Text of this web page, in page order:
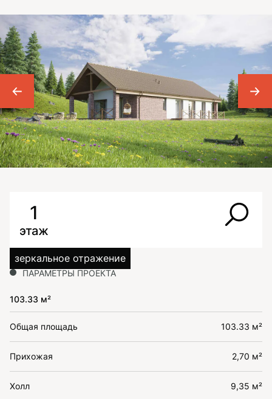
1
этаж
зеркальное отражение
ПАРАМЕТРЫ ПРОЕКТА
103.33 м²
Общая площадь 103.33 м²
Прихожая 2,70 м²
Холл 9,35 м²